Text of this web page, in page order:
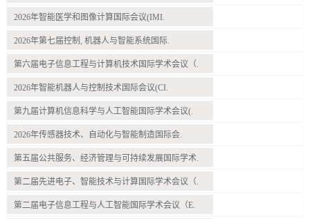
2026年智能医学和图像计算国际会议(IMI.
2026年第七届控制, 机器人与智能系统国际.
第六届电子信息工程与计算机技术国际学术会议（.
2026年智能机器人与控制技术国际会议(CI.
第九届计算机信息科学与人工智能国际学术会议(.
2026年传感器技术、自动化与智能制造国际会.
第五届公共服务、经济管理与可持续发展国际学术.
第二届先进电子、智能技术与计算国际学术会议（.
第二届电子信息工程与人工智能国际学术会议（E.